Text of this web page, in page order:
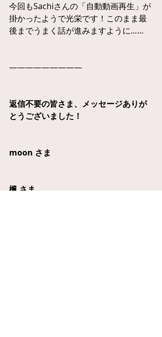
今回もSachiさんの「自動動画再生」が
掛かったようで光栄です！このまま最
後までうまく話が進みますように……
—————————
返信不要の皆さま、メッセージありが
とうございました！
moon さま
楓 さま